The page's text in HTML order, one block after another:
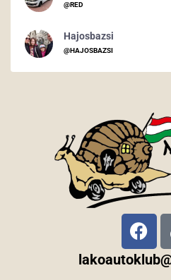
@RED
Hajosbazsi
@HAJOSBAZSI